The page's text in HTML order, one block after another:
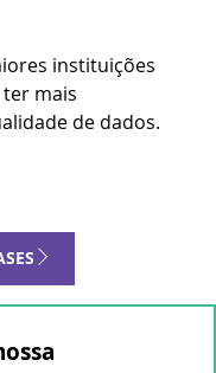
instituições
mais
de dados.